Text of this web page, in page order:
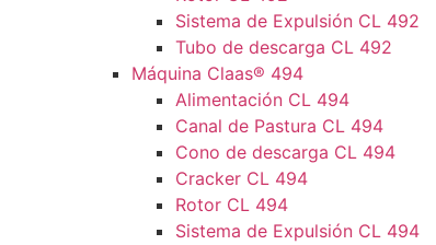
Sistema de Expulsión CL 492
Tubo de descarga CL 492
Máquina Claas® 494
Alimentación CL 494
Canal de Pastura CL 494
Cono de descarga CL 494
Cracker CL 494
Rotor CL 494
Sistema de Expulsión CL 494